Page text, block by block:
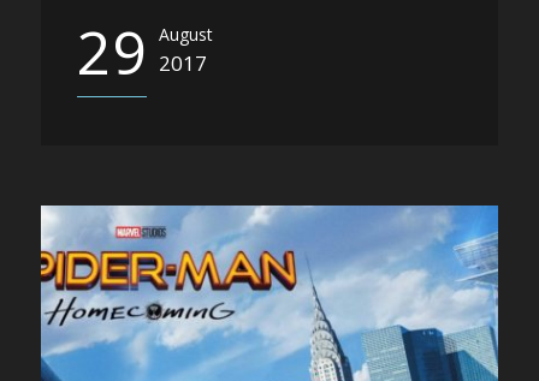
29 August
2017